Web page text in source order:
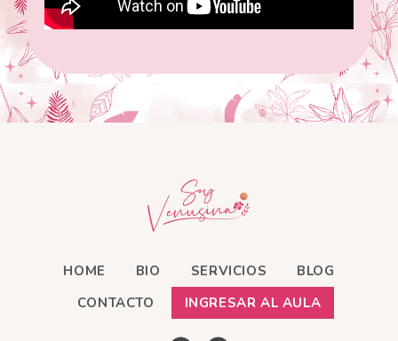
HOME BIO SERVICIOS
BLOG
CONTACTO
INGRESAR AL AULA